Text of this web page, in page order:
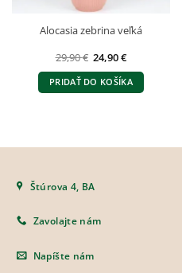
Alocasia zebrina veľká
29,90€ Pôvodná
cena
bola:
29,90 €.
24,90€Aktuálna
je:
24,90 €.
PRIDAŤ DO KOŠÍKA
Štúrova 4, BA
Zavolajte nám
Napíšte nám